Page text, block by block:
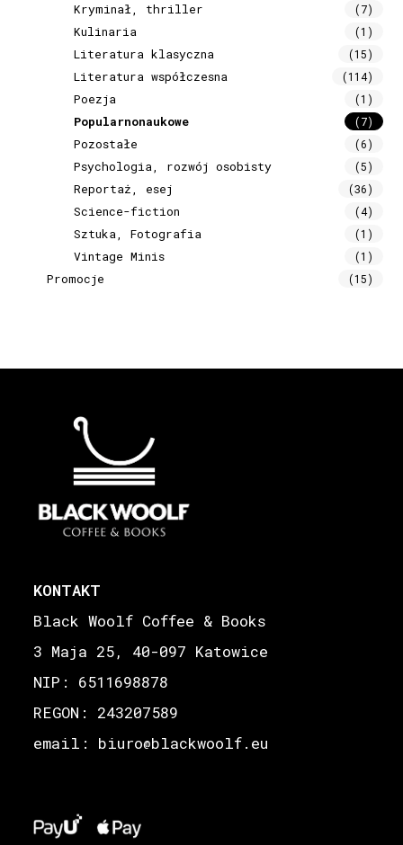
Kryminał, thriller (7)
Kulinaria (1)
Literatura klasyczna (15)
Literatura współczesna (114)
Poezja (1)
Popularnonaukowe (7)
Pozostałe (6)
Psychologia, rozwój osobisty (5)
Reportaż, esej (36)
Science-fiction (4)
Sztuka, Fotografia (1)
Vintage Minis (1)
Promocje (15)
KONTAKT
Black Woolf Coffee & Books
3 Maja 25, 40-097 Katowice
NIP: 6511698878
REGON: 243207589
email: biuro@blackwoolf.eu